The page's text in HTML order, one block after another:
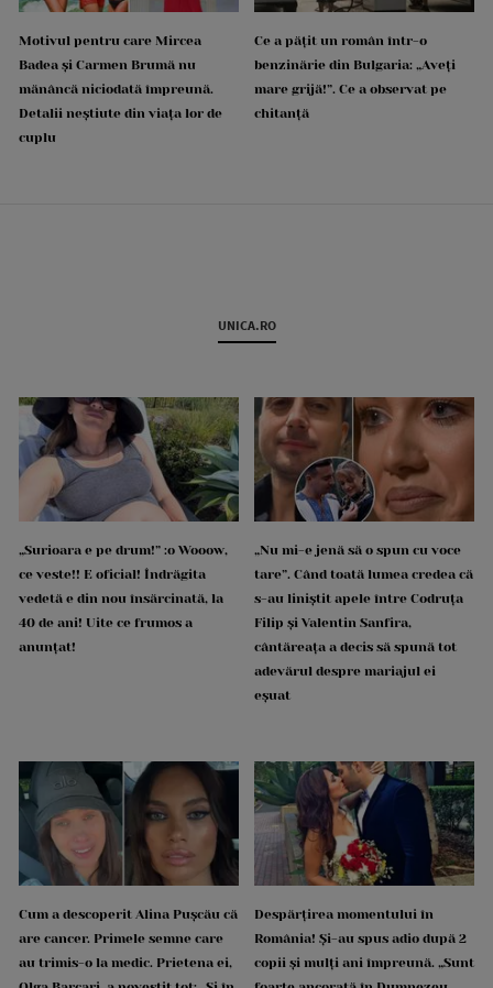
Motivul pentru care Mircea
Badea și Carmen Brumă nu
mănâncă niciodată împreună.
Detalii neștiute din viața lor de
cuplu
Ce a pățit un român într-o
benzinărie din Bulgaria: „Aveți
mare grijă!”. Ce a observat pe
chitanță
UNICA.RO
„Surioara e pe drum!” :o Wooow,
ce veste!! E oficial! Îndrăgita
vedetă e din nou însărcinată, la
40 de ani! Uite ce frumos a
anunțat!
„Nu mi-e jenă să o spun cu voce
tare”. Când toată lumea credea că
s-au liniștit apele între Codruța
Filip și Valentin Sanfira,
cântăreața a decis să spună tot
adevărul despre mariajul ei
eșuat
Cum a descoperit Alina Pușcău că
are cancer. Primele semne care
au trimis-o la medic. Prietena ei,
Despărțirea momentului în
România! Și-au spus adio după 2
copii și mulți ani împreună. „Sunt